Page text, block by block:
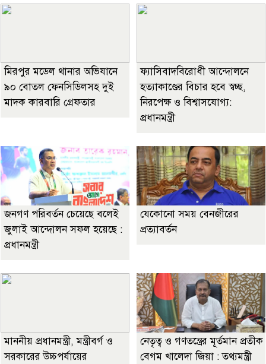
মিরপুর মডেল থানার অভিযানে
৯০ বোতল ফেনসিডিলসহ দুই
মাদক কারবারি গ্রেফতার
ফ্যাসিবাদবিরোধী আন্দোলনে
হত্যাকাণ্ডের বিচার হবে স্বচ্ছ,
নিরপেক্ষ ও বিশ্বাসযোগ্য:
প্রধানমন্ত্রী
জনগণ পরিবর্তন চেয়েছে বলেই
জুলাই আন্দোলন সফল হয়েছে :
প্রধানমন্ত্রী
যেকোনো সময় বেনজীরের
প্রত্যাবর্তন
মাননীয় প্রধানমন্ত্রী, মন্ত্রীবর্গ ও
সরকারের উচ্চপর্যায়ের
নেতৃত্ব ও গণতন্ত্রের মূর্তমান প্রতীক
বেগম খালেদা জিয়া : তথ্যমন্ত্রী